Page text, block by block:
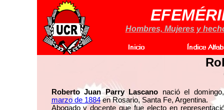
Hombres, Mujeres y
Roberto Juan Parry Lascano nació el
marzo de 1884en Rosario, Santa Fe, Argentina.
Abogado y docente que fue electo en